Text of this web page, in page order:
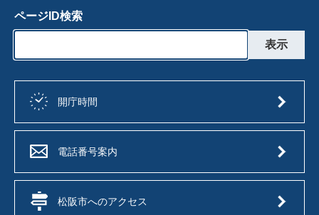
ページID検索
開庁時間
電話番号案内
松阪市へのアクセス